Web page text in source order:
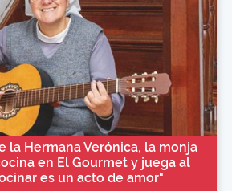
la Hermana Verónica, la monja
en El Gourmet y juega al
es un acto de amor"